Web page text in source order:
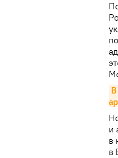
и
в
в